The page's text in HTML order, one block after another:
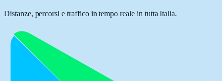
Distanze, percorsi e traffico in tempo reale in tutta Italia.